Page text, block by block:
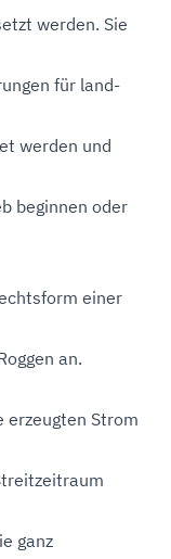
werden. Sie
für land-
werden und
beginnen oder
einer
an.
erzeugten Strom
ganz